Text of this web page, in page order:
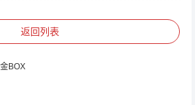
返回列表
BOX